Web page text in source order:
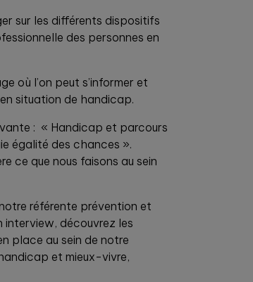
sur les différents dispositifs
des personnes en
où l’on peut s’informer et
situation de handicap.
: « Handicap et parcours
égalité des chances ».
ce que nous faisons au sein
référente prévention et
découvrez les
place au sein de notre
et mieux-vivre,